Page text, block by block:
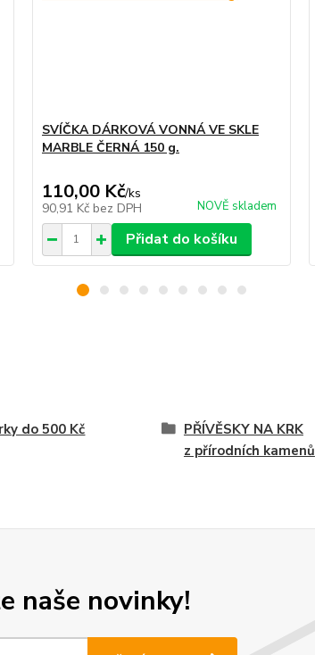
SVÍČKA DÁRKOVÁ VONNÁ VE SKLE
MARBLE ČERNÁ 150 g.
110,00 Kč/ks
90,91 Kč bez DPH NOVĚ skladem
Přidat do košíku
do 500 Kč
PŘÍVĚSKY NA KRK
z přírodních kamenů
naše novinky!